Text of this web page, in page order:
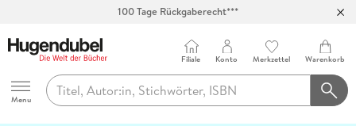
100 Tage Rückgaberecht***
Hugendubel
Menu
Filiale Konto Merkzettel Warenkorb